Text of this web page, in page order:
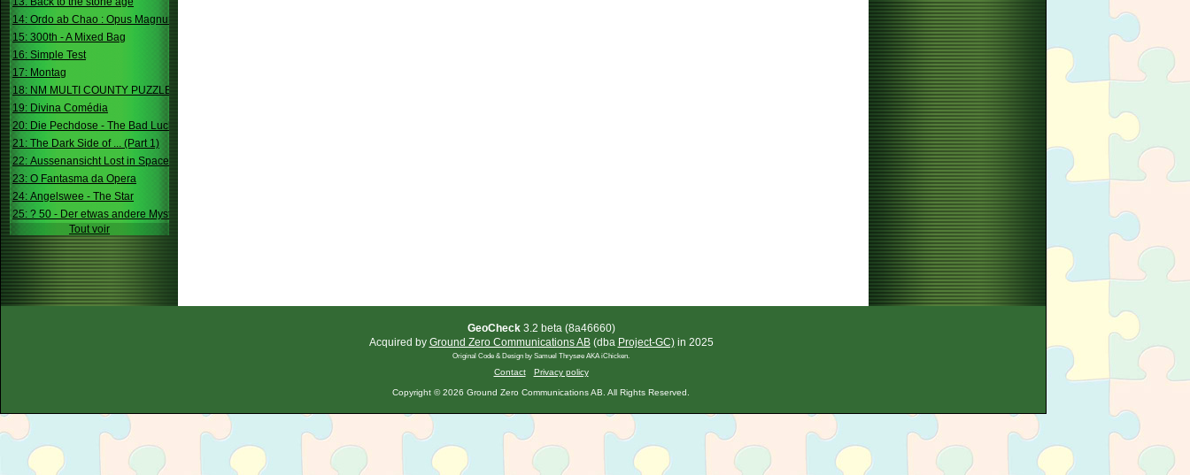
14: Ordo ab Chao : Opus Magnum
15: 300th - A Mixed Bag
16: Simple Test
17: Montag
18: NM MULTI COUNTY PUZZLE
19: Divina Comédia
20: Die Pechdose - The Bad Luck Box
21: The Dark Side of ... (Part 1)
22: Aussenansicht Lost in Space
23: O Fantasma da Opera
24: Angelswee - The Star
25: ? 50 - Der etwas andere Mystery
Tout voir
GeoCheck3.2 beta (8a46660)
Acquired by Ground Zero Communications AB(dba Project-GC)in 2025
Original Code & Design by Samuel Thrysøe AKA iChicken.
Contact Privacy policy
Copyright © 2026 Ground Zero Communications AB. All Rights Reserved.